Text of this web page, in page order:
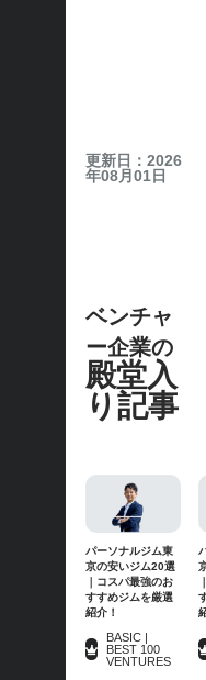
更新日：2026
年08月01日
ベンチャ
ー企業の
殿堂入
り記事
パーソナルジム東
京の安いジム20選
｜コスパ最強のお
すすめジムを厳選
紹介！
BASIC |
BEST 100
VENTURES